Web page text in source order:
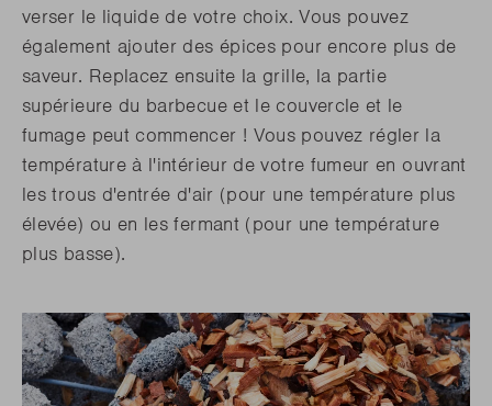
verser le liquide de votre choix. Vous pouvez
également ajouter des épices pour encore plus de
saveur. Replacez ensuite la grille, la partie
supérieure du barbecue et le couvercle et le
fumage peut commencer ! Vous pouvez régler la
température à l'intérieur de votre fumeur en ouvrant
les trous d'entrée d'air (pour une température plus
élevée) ou en les fermant (pour une température
plus basse).